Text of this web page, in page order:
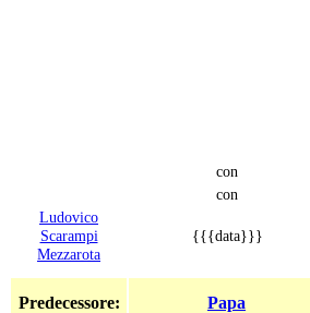
con
con
Ludovico
Scarampi
Mezzarota
{{{data}}}
Predecessore: Papa